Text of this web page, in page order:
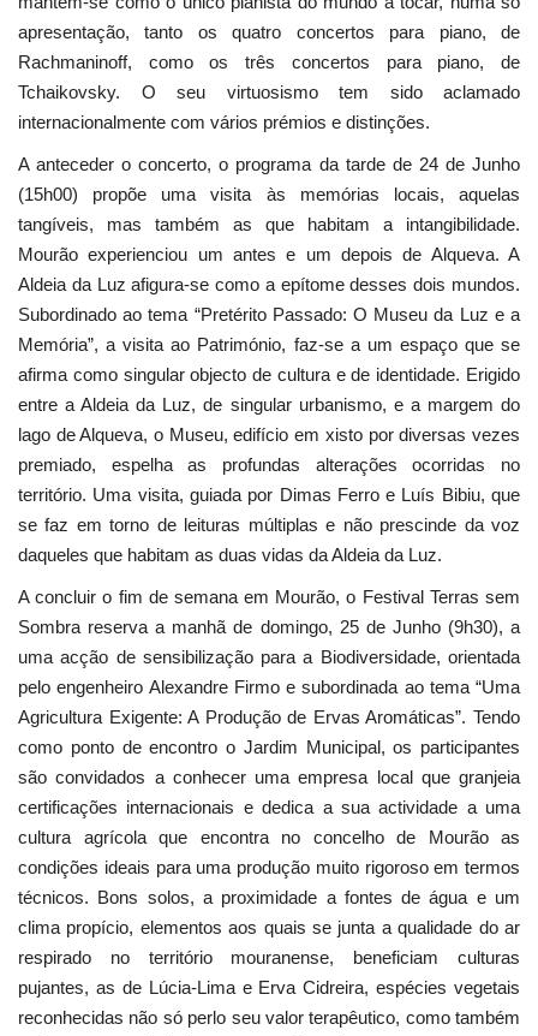
apresentação, tanto os quatro concertos para piano, de
Rachmaninoff, como os três concertos para piano, de
Tchaikovsky. O seu virtuosismo tem sido aclamado
internacionalmente com vários prémios e distinções.
A anteceder o concerto, o programa da tarde de 24 de Junho
(15h00) propõe uma visita às memórias locais, aquelas
tangíveis, mas também as que habitam a intangibilidade.
Mourão experienciou um antes e um depois de Alqueva. A
Aldeia da Luz afigura-se como a epítome desses dois mundos.
Subordinado ao tema “Pretérito Passado: O Museu da Luz e a
Memória”, a visita ao Património, faz-se a um espaço que se
afirma como singular objecto de cultura e de identidade. Erigido
entre a Aldeia da Luz, de singular urbanismo, e a margem do
lago de Alqueva, o Museu, edifício em xisto por diversas vezes
premiado, espelha as profundas alterações ocorridas no
território. Uma visita, guiada por Dimas Ferro e Luís Bibiu, que
se faz em torno de leituras múltiplas e não prescinde da voz
daqueles que habitam as duas vidas da Aldeia da Luz.
A concluir o fim de semana em Mourão, o Festival Terras sem
Sombra reserva a manhã de domingo, 25 de Junho (9h30), a
uma acção de sensibilização para a Biodiversidade, orientada
pelo engenheiro Alexandre Firmo e subordinada ao tema “Uma
Agricultura Exigente: A Produção de Ervas Aromáticas”. Tendo
como ponto de encontro o Jardim Municipal, os participantes
são convidados a conhecer uma empresa local que granjeia
certificações internacionais e dedica a sua actividade a uma
cultura agrícola que encontra no concelho de Mourão as
condições ideais para uma produção muito rigoroso em termos
técnicos. Bons solos, a proximidade a fontes de água e um
clima propício, elementos aos quais se junta a qualidade do ar
respirado no território mouranense, beneficiam culturas
pujantes, as de Lúcia-Lima e Erva Cidreira, espécies vegetais
reconhecidas não só perlo seu valor terapêutico, como também